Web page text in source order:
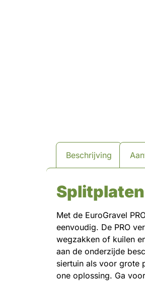
Beschrijving
Splitplaten
Met de EuroGravel
eenvoudig. De PRO
wegzakken of kuilen
aan de onderzijde
siertuin als voor grote
one oplossing. Ga